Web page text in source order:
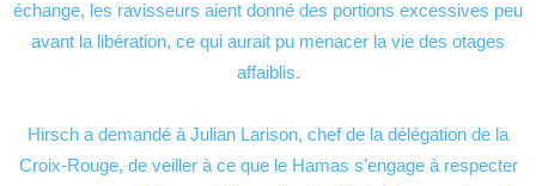
échange, les ravisseurs aient donné des portions excessives peu
avant la libération, ce qui aurait pu menacer la vie des otages
affaiblis.
Hirsch a demandé à Julian Larison, chef de la délégation de la
Croix-Rouge, de veiller à ce que le Hamas s’engage à respecter